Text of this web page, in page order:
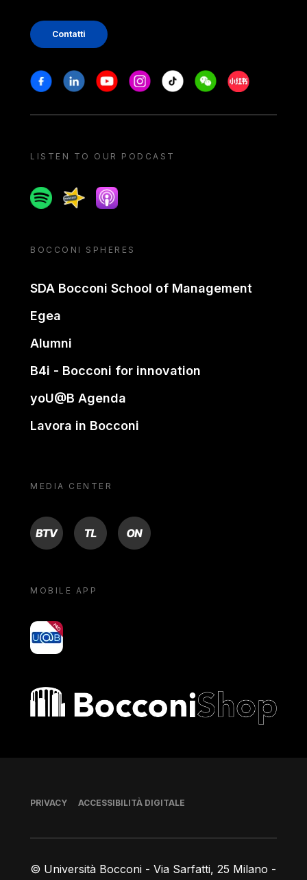
Contatti
Stay in touch
FacebookLinkedinYoutubeInstagram
Tiktok WeechatXiaohongshu/
LISTEN TO OUR PODCAST
SpotifySpreakerApple podcast
BOCCONI SPHERES
SDA Bocconi School of Management
Egea
Alumni
B4i - Bocconi for innovation
yoU@B Agenda
Lavora in Bocconi
MEDIA CENTER
BTV TL ON
MOBILE APP
yoU@B
Bocconi shop
© Università Bocconi - Via Sarfatti, 25 Milano -
Piè di pagina
PRIVACY ACCESSIBILITÀ DIGITALE